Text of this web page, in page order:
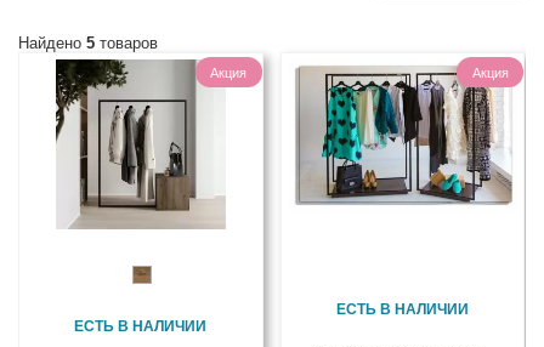
Найдено 5 товаров
Акция
ЕСТЬ В НАЛИЧИИ
Акция
ЕСТЬ В НАЛИЧИИ